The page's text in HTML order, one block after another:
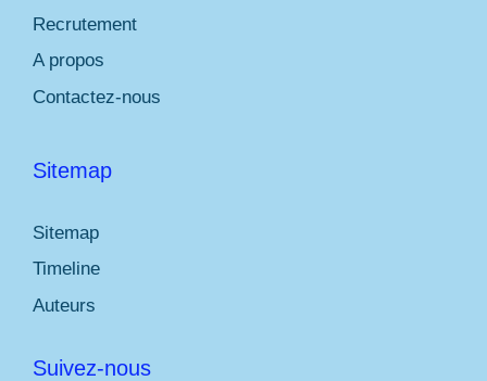
Recrutement
A propos
Contactez-nous
Sitemap
Sitemap
Timeline
Auteurs
Suivez-nous